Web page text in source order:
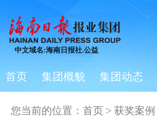
中文域名:海南日报社.公益
首页 集团概貌 集团动态
您当前的位置： 首页> 获奖案例